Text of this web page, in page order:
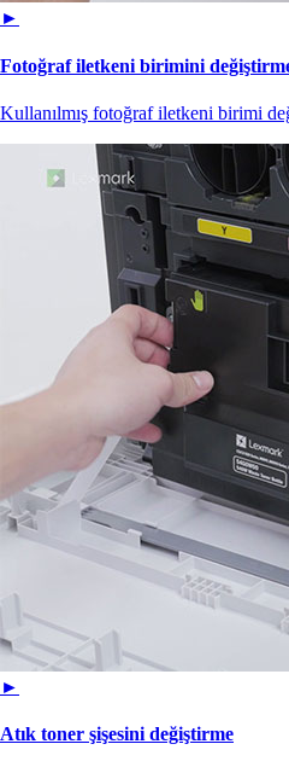
►
Fotoğraf iletkeni birimini
Kullanılmış fotoğraf iletkeni birimi
►
Atık toner şişesini değiştirme